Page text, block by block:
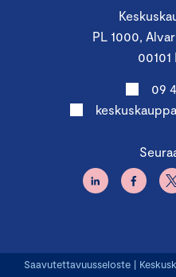
PL 1000,
00101
09
Saavutettavuusseloste |